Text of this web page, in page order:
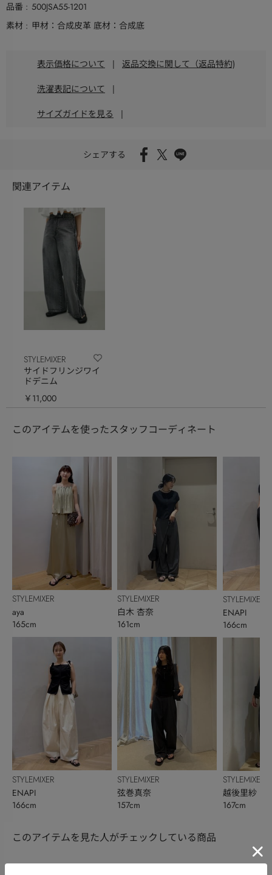
品番
500JSA55-1201
素材
甲材：合成皮革 底材：合成底
表示価格について | 返品交換に関して（返品特約)
洗濯表記について |
サイズガイドを見る |
シェアする
関連アイテム
STYLEMIXER
サイドフリンジワイ
ドデニム
￥11,000
このアイテムを使ったスタッフコーディネート
STYLEMIXER
aya
165cm
STYLEMIXER
ENAPI
166cm
STYLEMIXER
白木 杏奈
161cm
STYLEMIXER
弦巻真奈
157cm
STYLEMIXER
ENAPI
166cm
STYLEMIXER
越後里紗
167cm
このアイテムを見た人がチェックしている商品